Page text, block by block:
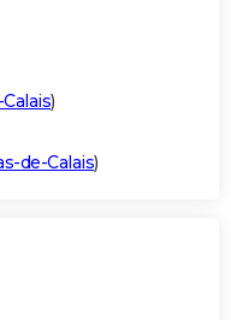
)
de-Calais)